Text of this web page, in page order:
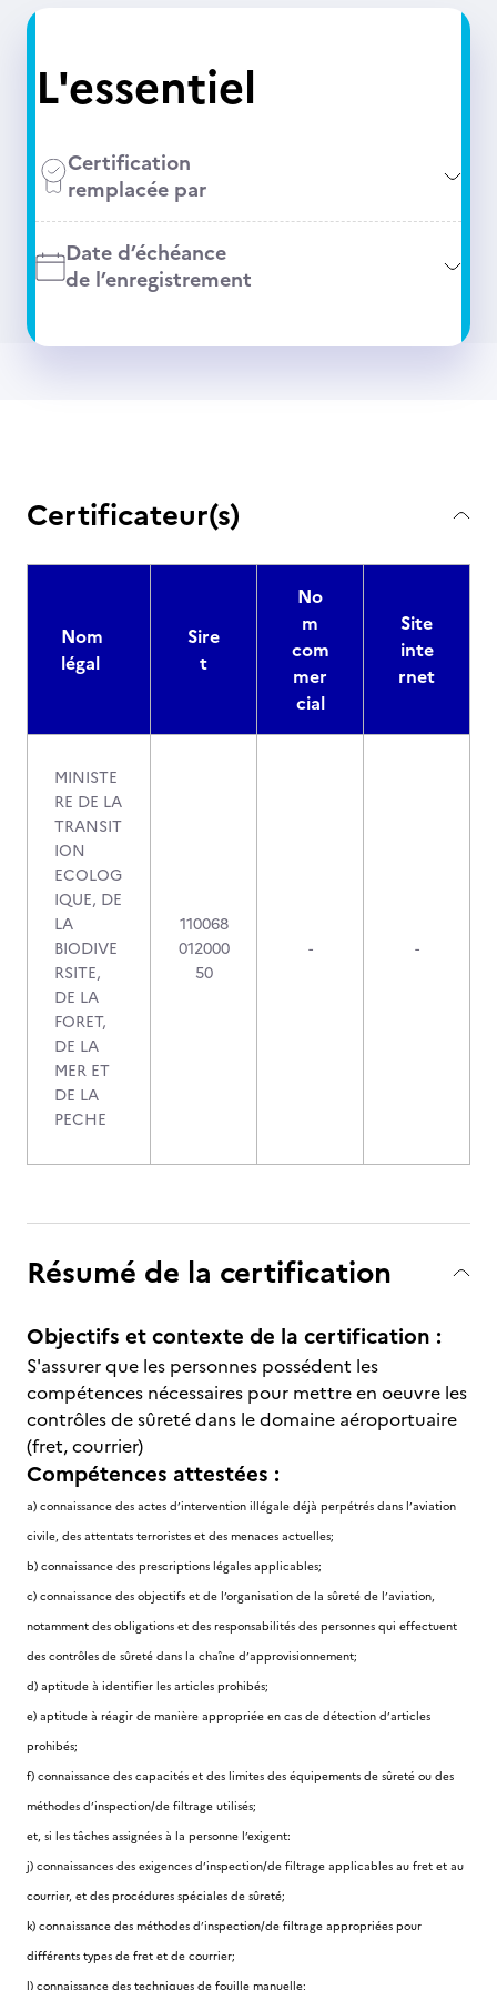
L'essentiel
Certification
remplacée par
Date d’échéance
de l’enregistrement
Certificateur(s)
Nom
légal
Sire
t
No
m
com
mer
cial
Site
inte
rnet
MINISTE
RE DE LA
TRANSIT
ION
ECOLOG
IQUE, DE
LA
BIODIVE
RSITE,
DE LA
FORET,
DE LA
MER ET
DE LA
PECHE
110068
012000
50
- -
Résumé de la certification
Objectifs et contexte de la certification :
S'assurer que les personnes possédent les
compétences nécessaires pour mettre en oeuvre les
contrôles de sûreté dans le domaine aéroportuaire
(fret, courrier)
Compétences attestées :
a) connaissance des actes d’intervention illégale déjà perpétrés dans l’aviation
civile, des attentats terroristes et des menaces actuelles;
b) connaissance des prescriptions légales applicables;
c) connaissance des objectifs et de l’organisation de la sûreté de l’aviation,
notamment des obligations et des responsabilités des personnes qui effectuent
des contrôles de sûreté dans la chaîne d’approvisionnement;
d) aptitude à identifier les articles prohibés;
e) aptitude à réagir de manière appropriée en cas de détection d’articles
prohibés;
f) connaissance des capacités et des limites des équipements de sûreté ou des
méthodes d’inspection/de filtrage utilisés;
et, si les tâches assignées à la personne l’exigent:
j) connaissances des exigences d’inspection/de filtrage applicables au fret et au
courrier, et des procédures spéciales de sûreté;
k) connaissance des méthodes d’inspection/de filtrage appropriées pour
différents types de fret et de courrier;
l) connaissance des techniques de fouille manuelle;